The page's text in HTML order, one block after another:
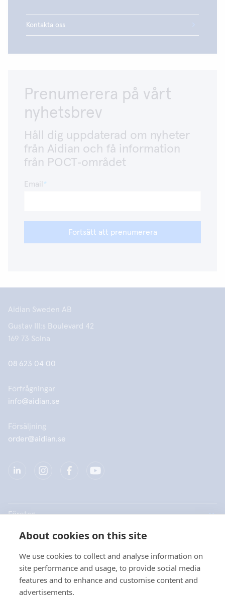
About cookies on this site
We use cookies to collect and analyse information on
site performance and usage, to provide social media
features and to enhance and customise content and
advertisements.
Kontakta oss
Prenumerera på vårt
nyhetsbrev
Håll dig uppdaterad om nyheter
från Aidian och få information
från POCT‑området
Email
Fortsätt att prenumerera
Aidian Sweden AB
Gustav III:s Boulevard 42
169 73 Solna
08 623 04 00
Förfrågningar
info@aidian.se
Försäljning
order@aidian.se
Företag
Produkter
Snabblänkar